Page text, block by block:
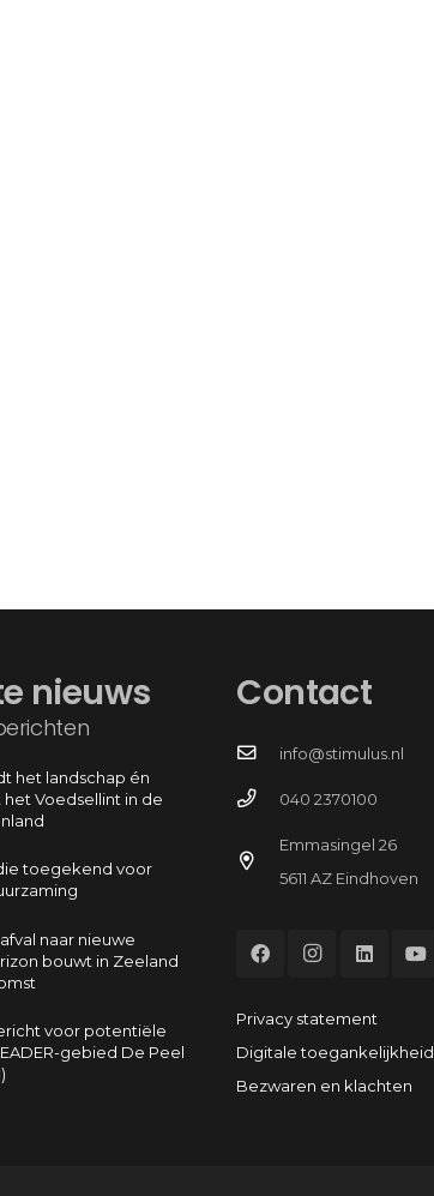
nieuws
het landschap én
Voedsellint in de
toegekend voor
naar nieuwe
bouwt in Zeeland
voor potentiële
gebied De Peel
Contact
info@stimulus.nl
040 2370100
Emmasingel 26
5611 AZ Eindhoven
Privacy statement
Digitale toegankelijkheid
Bezwaren en klachten